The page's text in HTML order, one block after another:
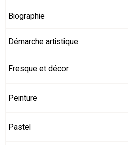
Biographie
Démarche artistique
Fresque et décor
Peinture
Pastel